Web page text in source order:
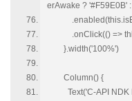
erAwake ? '#F59E0B'
.onClick(() =>
}.width('100%')
Column() {
Text('C-API NDK